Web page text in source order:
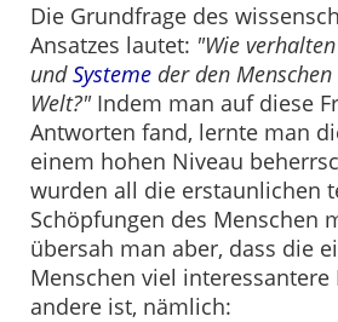
Die Grundfrage des
Ansatzes lautet: "Wie
undSysteme der den
Welt?"Indem man auf diese
Antworten fand, lernte man
einem hohen Niveau
wurden all die erstaunlichen
Schöpfungen des Menschen
übersah man aber, dass die
Menschen viel interessantere
andere ist, nämlich: